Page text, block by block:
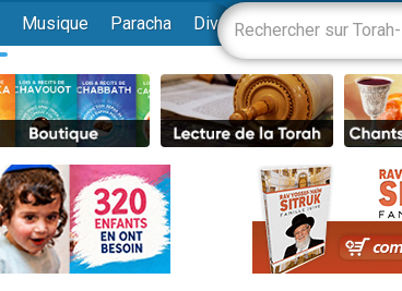
aux Orphelins
Musique Paracha Divertissements Livres